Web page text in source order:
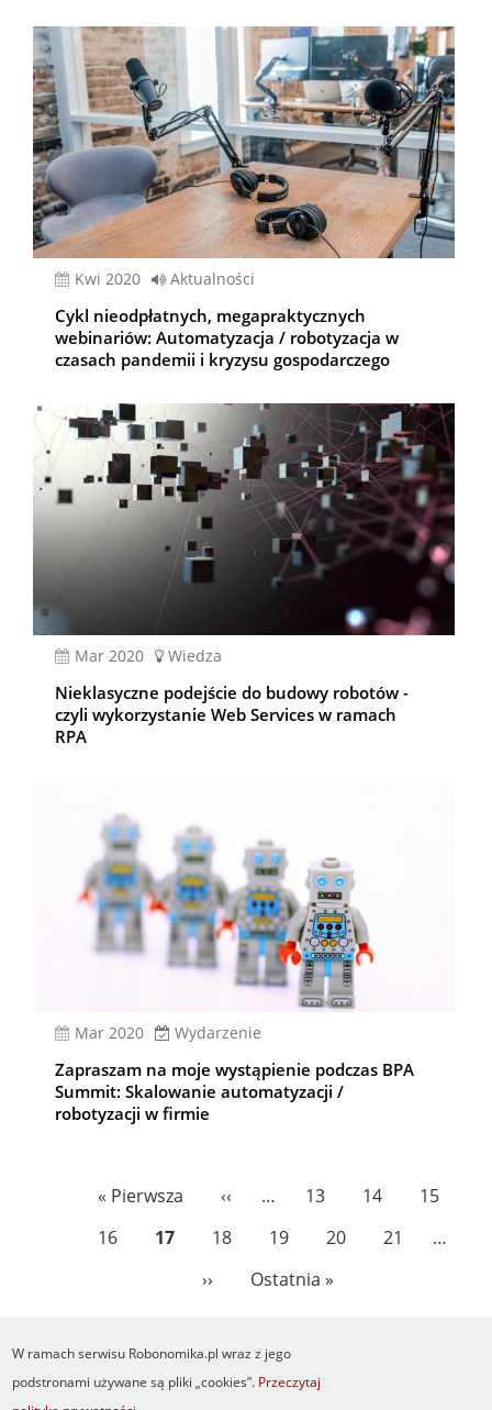
kwi 2020 Aktualności
Cykl nieodpłatnych, megapraktycznych
webinariów: Automatyzacja / robotyzacja w
czasach pandemii i kryzysu gospodarczego
mar 2020 Wiedza
Nieklasyczne podejście do budowy robotów -
czyli wykorzystanie Web Services w ramach
RPA
mar 2020 Wydarzenie
Zapraszam na moje wystąpienie podczas BPA
Summit: Skalowanie automatyzacji /
robotyzacji w firmie
Pierwsza
strona
« Pierwsza
Poprzednia
strona
‹‹ … Page
13 Page
14 Page
15
Page
16
Bieżąca
strona
17 Page
18 Page
19 Page
20 Page
21
…
Następna
››
Ostatnia
Ostatnia »
W ramach serwisu Robonomika.pl wraz z jego
podstronami używane są pliki „cookies”. Przeczytaj